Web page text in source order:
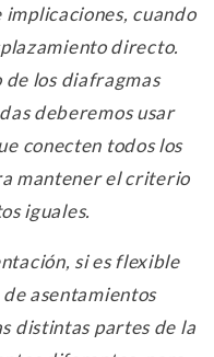
implicaciones, cuando
directo.
de los diafragmas
deberemos usar
conecten todos los
mantener el criterio
iguales.
si es flexible
asentamientos
distintas partes de la